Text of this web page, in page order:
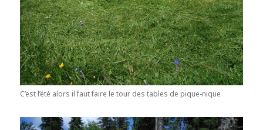
C’est l’été alors il faut faire le tour des tables de pique-nique